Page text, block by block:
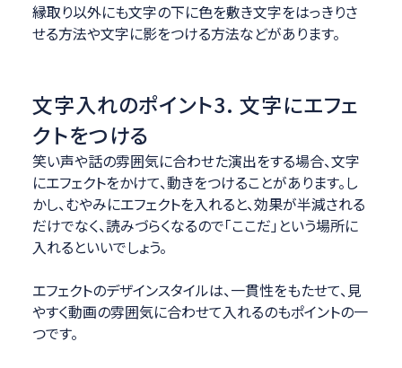
縁取り以外にも文字の下に色を敷き文字をはっきりさ
せる方法や文字に影をつける方法などがあります。
文字入れのポイント3. 文字にエフェ
クトをつける
笑い声や話の雰囲気に合わせた演出をする場合、文字
にエフェクトをかけて、動きをつけることがあります。し
かし、むやみにエフェクトを入れると、効果が半減される
だけでなく、読みづらくなるので「ここだ」という場所に
入れるといいでしょう。
エフェクトのデザインスタイルは、一貫性をもたせて、見
やすく動画の雰囲気に合わせて入れるのもポイントの一
つです。